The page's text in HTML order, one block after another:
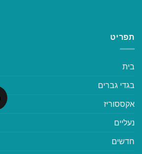
תפריט
בית
בגדי גברים
אקססוריז
נעליים
חדשים